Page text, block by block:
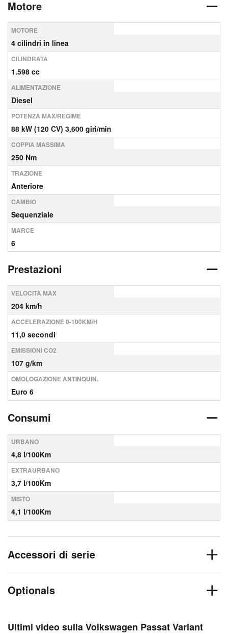
Motore
MOTORE
4 cilindri in linea
CILINDRATA
1.598 cc
ALIMENTAZIONE
Diesel
POTENZA MAX/REGIME
88 kW (120 CV) 3,600 giri/min
COPPIA MASSIMA
250 Nm
TRAZIONE
Anteriore
CAMBIO
Sequenziale
MARCE
6
Prestazioni
VELOCITÀ MAX
204 km/h
ACCELERAZIONE 0-100KM/H
11,0 secondi
EMISSIONI CO2
107 g/km
OMOLOGAZIONE ANTINQUIN.
Euro 6
Consumi
URBANO
4,8 l/100Km
EXTRAURBANO
3,7 l/100Km
MISTO
4,1 l/100Km
Accessori di serie
Optionals
Ultimi video sulla Volkswagen Passat Variant